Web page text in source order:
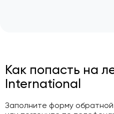
Как попасть на
International
Заполните форму обратной